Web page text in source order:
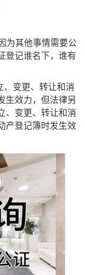
其他事情需要公
登记谁名下，谁有
变更、转让和消
生效力，但法律另
变更、转让和消
产登记簿时发生效